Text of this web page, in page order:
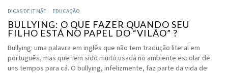
DICAS DE IT MÃE EDUCAÇÃO
BULLYING: O QUE FAZER QUANDO SEU
FILHO ESTÁ NO PAPEL DO “VILÃO” ?
Bullying: uma palavra em inglês que não tem tradução literal em
português, mas que tem sido muito usada no ambiente escolar de
uns tempos para cá. O bullying, infelizmente, faz parte da vida de